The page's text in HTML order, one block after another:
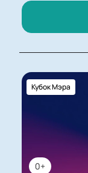
0+
Кубок Мэра